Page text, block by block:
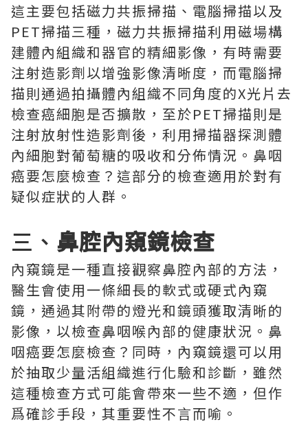
這主要包括磁力共振掃描、電腦掃描以及
PET掃描三種，磁力共振掃描利用磁場構
建體內組織和器官的精細影像，有時需要
注射造影劑以增強影像清晰度，而電腦掃
描則通過拍攝體內組織不同角度的X光片去
檢查癌細胞是否擴散，至於PET掃描則是
注射放射性造影劑後，利用掃描器探測體
內細胞對葡萄糖的吸收和分佈情況。鼻咽
癌要怎麼檢查？這部分的檢查適用於對有
疑似症狀的人群。
三、 鼻腔內窺鏡檢查
內窺鏡是一種直接觀察鼻腔內部的方法，
醫生會使用一條細長的軟式或硬式內窺
鏡，通過其附帶的燈光和鏡頭獲取清晰的
影像，以檢查鼻咽喉內部的健康狀況。鼻
咽癌要怎麼檢查？同時，內窺鏡還可以用
於抽取少量活組織進行化驗和診斷，雖然
這種檢查方式可能會帶來一些不適，但作
爲確診手段，其重要性不言而喻。